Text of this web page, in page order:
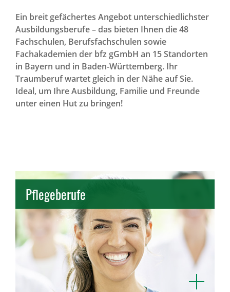
Ein breit gefächertes Angebot unterschiedlichster
Ausbildungsberufe – das bieten Ihnen die 48
Fachschulen, Berufsfachschulen sowie
Fachakademien der bfz gGmbH an 15 Standorten
in Bayern und in Baden-Württemberg. Ihr
Traumberuf wartet gleich in der Nähe auf Sie.
Ideal, um Ihre Ausbildung, Familie und Freunde
unter einen Hut zu bringen!
Open
Pflegeberufe
Pflegeberufe entdecken
Pflege